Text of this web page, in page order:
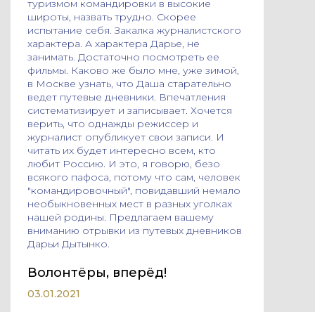
туризмом командировки в высокие
широты, назвать трудно. Скорее
испытание себя. Закалка журналистского
характера. А характера Дарье, не
занимать. Достаточно посмотреть ее
фильмы. Каково же было мне, уже зимой,
в Москве узнать, что Даша старательно
ведет путевые дневники. Впечатления
систематизирует и записывает. Хочется
верить, что однажды режиссер и
журналист опубликует свои записи. И
читать их будет интересно всем, кто
любит Россию. И это, я говорю, безо
всякого пафоса, потому что сам, человек
"командировочный", повидавший немало
необыкновенных мест в разных уголках
нашей родины. Предлагаем вашему
вниманию отрывки из путевых дневников
Дарьи Дытынко.
Волонтёры, вперёд!
03.01.2021